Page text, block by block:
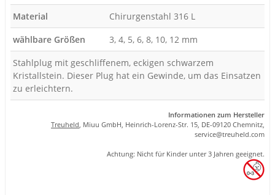
Material
Chirurgenstahl 316 L
wählbare Größen
3, 4, 5, 6, 8, 10, 12 mm
Stahlplug mit geschliffenem, eckigen schwarzem
Kristallstein. Dieser Plug hat ein Gewinde, um das Einsatzen
zu erleichtern.
Informationen zum Hersteller
Treuheld, Miuu GmbH, Heinrich-Lorenz-Str. 15, DE-09120 Chemnitz,
service@treuheld.com
Achtung: Nicht für Kinder unter 3 Jahren geeignet.